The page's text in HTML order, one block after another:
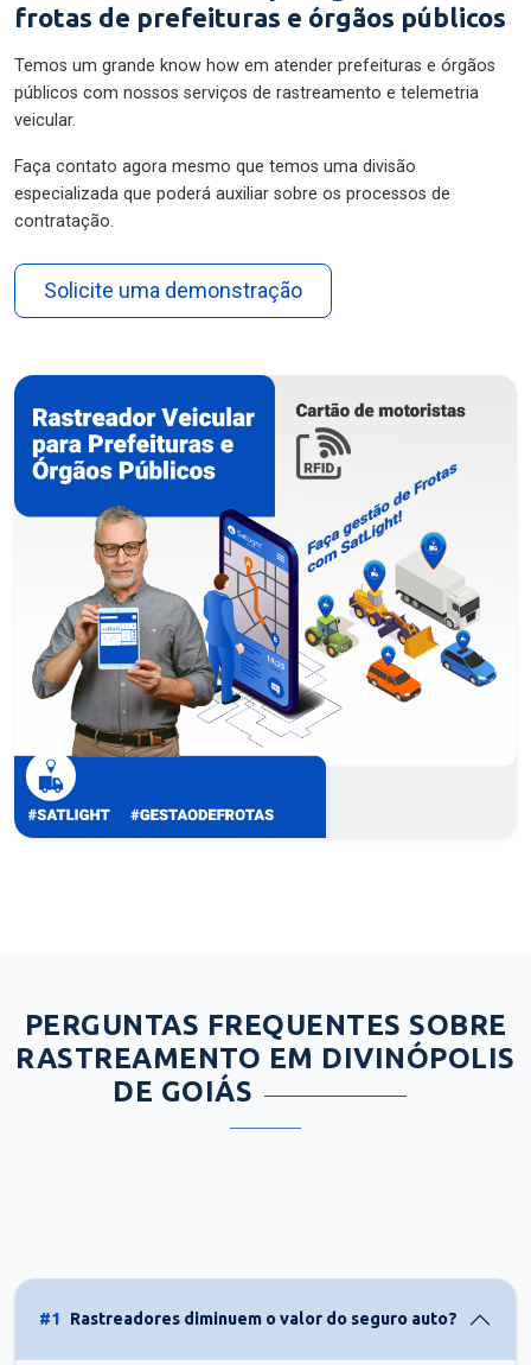
frotas de prefeituras e órgãos públicos
Temos um grande know how em atender prefeituras e órgãos
públicos com nossos serviços de rastreamento e telemetria
veicular.
Faça contato agora mesmo que temos uma divisão
especializada que poderá auxiliar sobre os processos de
contratação.
Solicite uma demonstração
PERGUNTAS FREQUENTES SOBRE
RASTREAMENTO EM DIVINÓPOLIS
DE GOIÁS
#1 Rastreadores diminuem o valor do seguro auto?